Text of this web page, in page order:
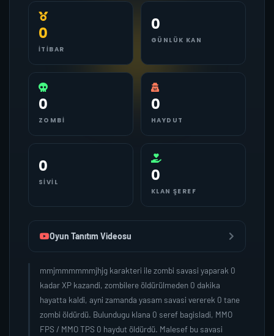
0
İTIBAR
0
GÜNLÜK KAN
0
ZOMBI
0
HAYDUT
0
SIVIL 0
KLAN ŞEREF
Oyun Tanıtım Videosu
mmjmmmmmmjhjg karakteri ile zombi savasi yaparak 0
kadar XP kazandi, zombilere öldürülmeden 0 dakika
hayatta kaldi, ayni zamanda yasam savasi vererek 0 tane
zombi öldürdü. Bulundugu klana 0 seref bagisladi, MMO
FPS / MMO TPS 0 haydut öldürdü. Malesef bu savasi